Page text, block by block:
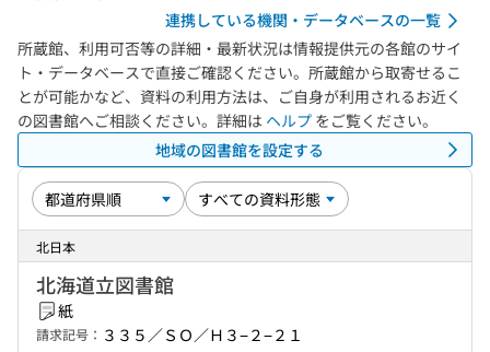
連携している機関・データベースの一覧
所蔵館、利用可否等の詳細・最新状況は情報提供元の各館のサイ
ト・データベースで直接ご確認ください。所蔵館から取寄せるこ
とが可能かなど、資料の利用方法は、ご自身が利用されるお近く
の図書館へご相談ください。詳細は ヘルプ をご覧ください。
地域の図書館を設定する
北日本
北海道立図書館
紙
請求記号： ３３５／ＳＯ／Ｈ３−２−２１